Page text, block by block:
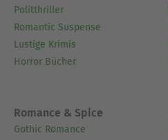
Politthriller
Romantic Suspense
Lustige Krimis
Horror Bücher
Romance & Spice
Gothic Romance